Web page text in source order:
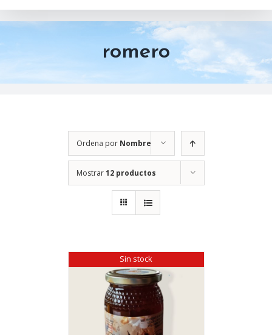
romero
Ordena por Nombre
Mostrar12 productos
Sin stock